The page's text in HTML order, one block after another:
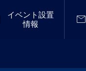
イベント設置
情報
